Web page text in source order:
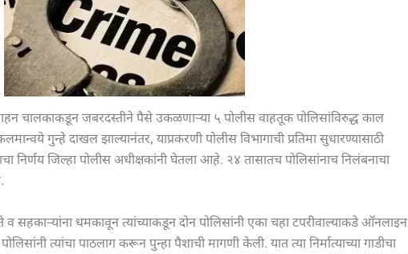
चालकाकडून जबरदस्तीने पैसे उकळणाऱ्या ५ पोलीस वाहतूक पोलिसांविरुद्ध काल
गुन्हे दाखल झाल्यानंतर, याप्रकरणी पोलीस विभागाची प्रतिमा सुधारण्यासाठी
निर्णय जिल्हा पोलीस अधीक्षकांनी घेतला आहे. २४ तासातच पोलिसांनाच निलंबनाचा
व सहकाऱ्यांना धमकावून त्यांच्याकडून दोन पोलिसांनी एका चहा टपरीवाल्याकडे ऑनलाइन
त्यांचा पाठलाग करून पुन्हा पैशाची मागणी केली. यात त्या निर्मात्याच्या गाडीचा